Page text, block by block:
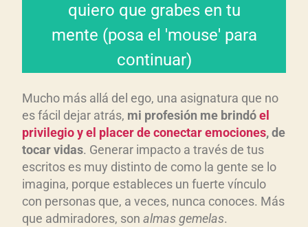
quiero que grabes en tu
mente (posa el 'mouse' para
continuar)
Lo que la vida te dio,
maravillosas bendiciones,
Mucho más allá del ego, una asignatura que no
es fácil dejar atrás, mi profesión me brindóel
privilegio y el placer de conectar emociones, de
tocar vidas. Generar impacto a través de tus
escritos es muy distinto de como la gente se lo
imagina, porque estableces un fuerte vínculo
con personas que, a veces, nunca conoces. Más
que admiradores, son almas gemelas.